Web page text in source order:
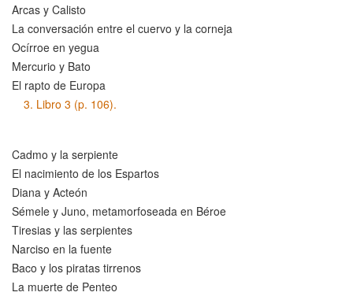
Arcas y Calisto
La conversación entre el cuervo y la corneja
Ocírroe en yegua
Mercurio y Bato
El rapto de Europa
3. Libro 3 (p. 106).
Cadmo y la serpiente
El nacimiento de los Espartos
Diana y Acteón
Sémele y Juno, metamorfoseada en Béroe
Tiresias y las serpientes
Narciso en la fuente
Baco y los piratas tirrenos
La muerte de Penteo